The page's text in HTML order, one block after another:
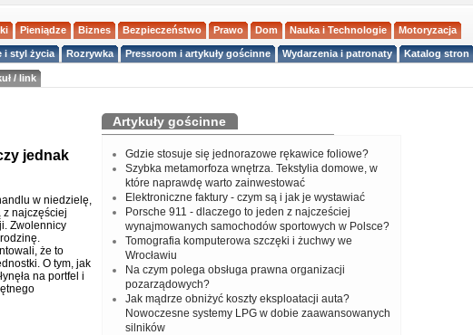
Pieniądze Biznes Bezpieczeństwo Prawo Dom Nauka i Technologie Motoryzacja
i styl życia Rozrywka Pressroom i artykuły gościnne Wydarzenia i patronaty Katalog stron
/ link
jednak
w niedzielę,
z najczęściej
Zwolennicy
że to
O tym, jak
na portfel i
Artykuły gościnne
Gdzie stosuje się jednorazowe rękawice foliowe?
Szybka metamorfoza wnętrza. Tekstylia domowe, w
które naprawdę warto zainwestować
Elektroniczne faktury - czym są i jak je wystawiać
Porsche 911 - dlaczego to jeden z najcześciej
wynajmowanych samochodów sportowych w Polsce?
Tomografia komputerowa szczęki i żuchwy we
Wrocławiu
Na czym polega obsługa prawna organizacji
pozarządowych?
Jak mądrze obniżyć koszty eksploatacji auta?
Nowoczesne systemy LPG w dobie zaawansowanych
silników